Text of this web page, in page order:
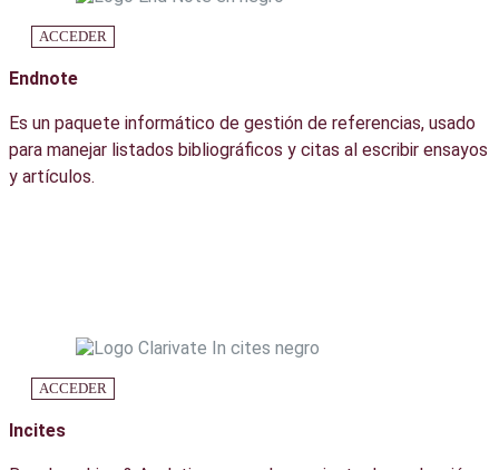
ACCEDER
Endnote
Es un paquete informático de gestión de referencias, usado
para manejar listados bibliográficos y citas al escribir ensayos
y artículos.
ACCEDER
Incites